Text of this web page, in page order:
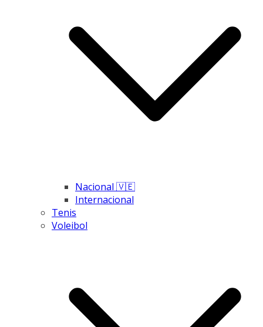
Nacional 🇻🇪
Internacional
Tenis
Voleibol